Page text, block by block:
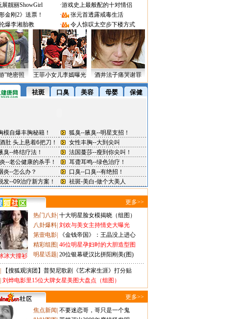
展靓丽ShowGirl ·游戏史上最般配的十对情侣
形金刚2》送票！ ·
张元首透露戒毒生活
爆李湘胎教 · 令人惊叹太空步下楼方式
”绝密照 王菲小女儿李嫣曝光 酒井法子痛哭谢罪
更多>>
冰大撞衫
热门八卦 十大明星脸女模揭晓（组图）
八卦爆料 刘欢与美女主持情史大曝光
第壹电影
《金钱帝国》：王晶没上进心
精彩组图 46位明星孕妇时的大胆造型图
明星话题 20位银幕硬汉比拼阳刚美(图)
【搜狐观演团】普契尼歌剧《艺术家生涯》打分贴
刘烨电影里15位大牌女星美图大盘点（组图）
更多>>
焦点新闻 不要迷恋哥，哥只是一个鬼